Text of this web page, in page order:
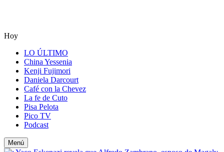
Hoy
LO ÚLTIMO
China Yessenia
Kenji Fujimori
Daniela Darcourt
Café con la Chevez
La fe de Cuto
Pisa Pelota
Pico TV
Podcast
Menú